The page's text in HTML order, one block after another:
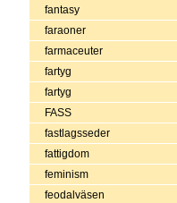
fantasy
faraoner
farmaceuter
fartyg
fartyg
FASS
fastlagsseder
fattigdom
feminism
feodalväsen